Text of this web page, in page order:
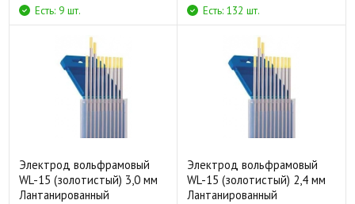
Есть: 9 шт.
Есть: 132 шт.
Электрод вольфрамовый
WL-15 (золотистый) 3,0 мм
Лантанированный
Электрод вольфрамовый
WL-15 (золотистый) 2,4 мм
Лантанированный